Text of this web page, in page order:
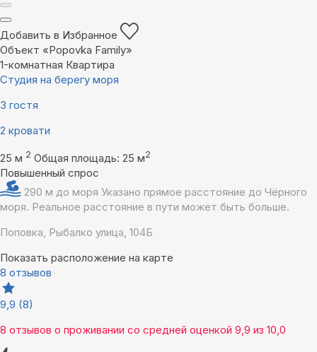
Добавить в Избранное
Объект «Popovka Family»
1-комнатная Квартира
Студия на берегу моря
3 гостя
2 кровати
25 м 2 Общая площадь: 25 м2
Повышенный спрос
290 м до моря Указано прямое расстояние до Чёрного
моря. Реальное расстояние в пути может быть больше.
Поповка, Рыбалко улица, 104Б
Показать расположение на карте
8 отзывов
9,9 (8)
8 отзывов о проживании со средней оценкой 9,9 из 10,0